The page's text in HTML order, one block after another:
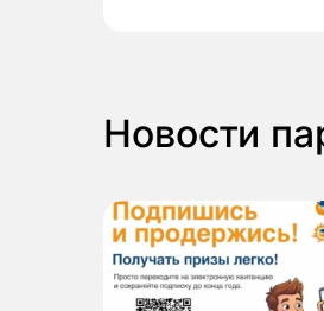
Новости